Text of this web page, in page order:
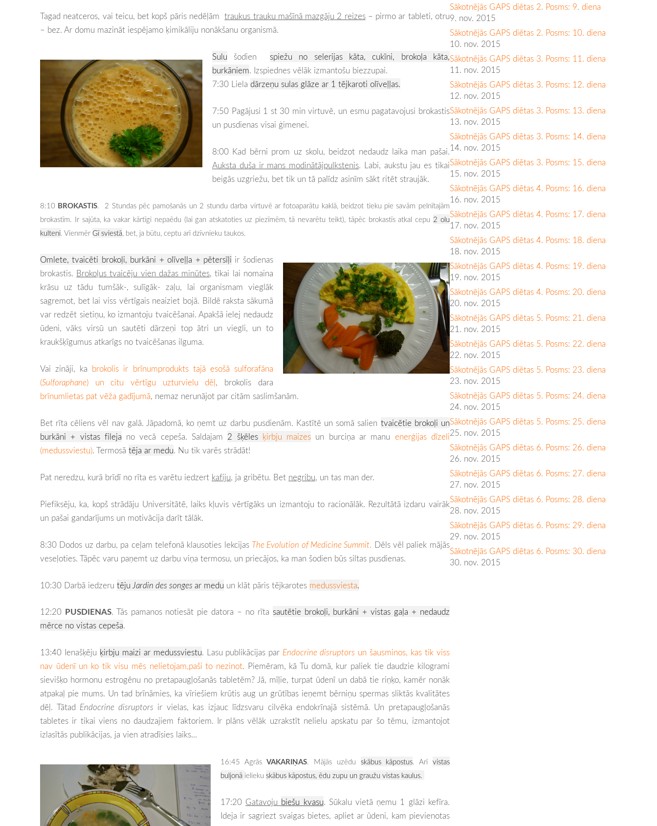
Sākotnējās GAPS diētas 2. Posms: 9. diena
9. nov. 2015
Sākotnējās GAPS diētas 2. Posms: 10. diena
10. nov. 2015
Sākotnējās GAPS diētas 3. Posms: 11. diena
11. nov. 2015
Sākotnējās GAPS diētas 3. Posms: 12. diena
12. nov. 2015
Sākotnējās GAPS diētas 3. Posms: 13. diena
13. nov. 2015
Sākotnējās GAPS diētas 3. Posms: 14. diena
14. nov. 2015
Sākotnējās GAPS diētas 3. Posms: 15. diena
15. nov. 2015
Sākotnējās GAPS diētas 4. Posms: 16. diena
16. nov. 2015
Sākotnējās GAPS diētas 4. Posms: 17. diena
17. nov. 2015
Sākotnējās GAPS diētas 4. Posms: 18. diena
18. nov. 2015
Sākotnējās GAPS diētas 4. Posms: 19. diena
19. nov. 2015
Sākotnējās GAPS diētas 4. Posms: 20. diena
20. nov. 2015
Sākotnējās GAPS diētas 5. Posms: 21. diena
21. nov. 2015
Sākotnējās GAPS diētas 5. Posms: 22. diena
22. nov. 2015
Sākotnējās GAPS diētas 5. Posms: 23. diena
23. nov. 2015
Sākotnējās GAPS diētas 5. Posms: 24. diena
24. nov. 2015
Sākotnējās GAPS diētas 5. Posms: 25. diena
25. nov. 2015
Sākotnējās GAPS diētas 6. Posms: 26. diena
26. nov. 2015
Sākotnējās GAPS diētas 6. Posms: 27. diena
27. nov. 2015
Sākotnējās GAPS diētas 6. Posms: 28. diena
28. nov. 2015
Sākotnējās GAPS diētas 6. Posms: 29. diena
29. nov. 2015
Sākotnējās GAPS diētas 6. Posms: 30. diena
30. nov. 2015
Tagad neatceros, vai teicu, bet kopš pāris nedēļāmtraukus trauku mašīnā mazgāju 2 reizes– pirmo ar tableti, otru
– bez. Ar domu mazināt iespējamo ķimikāliju nonākšanu organismā.
Sulu šodien spiežu no selerijas kāta, cukīni, brokoļa kāta,
burkāniem. Izspiednes vēlāk izmantošu biezzupai.
7:30 Liela dārzeņu sulas glāze ar 1 tējkaroti olīveļļas.
7:50 Pagājusi 1 st 30 min virtuvē, un esmu pagatavojusi brokastis
un pusdienas visai ģimenei.
8:00 Kad bērni prom uz skolu, beidzot nedaudz laika man pašai.
Auksta duša ir mans modinātājpulkstenis. Labi, aukstu jau es tikai
beigās uzgriežu, bet tik un tā palīdz asinīm sākt ritēt straujāk.
8:10 BROKASTIS.
2 Stundas pēc pamošanās un 2 stundu darba virtuvē ar fotoaparātu kaklā, beidzot tieku pie savām pelnītajām
brokastīm. Ir sajūta, ka vakar kārtīgi nepaēdu (lai gan atskatoties uz piezīmēm, tā nevarētu teikt), tāpēc brokastīs atkal cepu 2 olu
kulteni. Vienmēr Gī sviestā, bet, ja būtu, ceptu arī dzīvnieku taukos.
Omlete, tvaicēti brokoļi, burkāni + olīveļļa + pētersīļi ir šodienas
brokastis. Brokoļus tvaicēju vien dažas minūtes, tikai lai nomaina
krāsu uz tādu tumšāk-, sulīgāk- zaļu, lai organismam vieglāk
sagremot, bet lai viss vērtīgais neaiziet bojā. Bildē raksta sākumā
var redzēt sietiņu, ko izmantoju tvaicēšanai. Apakšā ielej nedaudz
ūdeni, vāks virsū un sautēti dārzeņi top ātri un viegli, un to
kraukšķīgumus atkarīgs no tvaicēšanas ilguma.
Vai zināji, ka brokolis ir brīnumprodukts tajā esošā sulforafāna
(Sulforaphane) un citu vērtīgu uzturvielu dēļ, brokolis dara
brīnumlietas pat vēža gadījumā, nemaz nerunājot par citām saslimšanām.
Bet rīta cēliens vēl nav galā. Jāpadomā, ko ņemt uz darbu pusdienām. Kastītē un somā salien tvaicētie brokoļi un
burkāni + vistas fileja no vecā cepeša. Saldajam 2 šķēles ķirbju maizes un burciņa ar manu enerģijas dīzeli
(medussviestu). Termosā tēja ar medu. Nu tik varēs strādāt!
Pat neredzu, kurā brīdī no rīta es varētu iedzert kafiju, ja gribētu. Bet negribu, un tas man der.
Piefiksēju, ka, kopš strādāju Universitātē, laiks kļuvis vērtīgāks un izmantoju to racionālāk. Rezultātā izdaru vairāk
un pašai gandarījums un motivācija darīt tālāk.
8:30 Dodos uz darbu, pa ceļam telefonā klausoties lekcijas The Evolution of Medicine Summit. Dēls vēl paliek mājās
veseļoties. Tāpēc varu paņemt uz darbu viņa termosu, un priecājos, ka man šodien būs siltas pusdienas.
10:30 Darbā iedzeru tēju Jardin des songes ar medu un klāt pāris tējkarotes medussviesta.
12:20 PUSDIENAS. Tās pamanos notiesāt pie datora – no rīta sautētie brokoļi, burkāni + vistas gaļa + nedaudz
mērce no vistas cepeša.
13:40 Ienašķēju ķirbju maizi ar medussviestu. Lasu publikācijas par Endocrine disruptors un šausminos, kas tik viss
nav ūdenī un ko tik visu mēs nelietojam,paši to nezinot. Piemēram, kā Tu domā, kur paliek tie daudzie kilogrami
sievišķo hormonu estrogēnu no pretapaugļošanās tabletēm? Jā, mīļie, turpat ūdenī un dabā tie riņķo, kamēr nonāk
atpakaļ pie mums. Un tad brīnāmies, ka vīriešiem krūtis aug un grūtības ieņemt bērniņu spermas sliktās kvalitātes
dēļ. Tātad Endocrine disruptors ir vielas, kas izjauc līdzsvaru cilvēka endokrīnajā sistēmā. Un pretapaugļošanās
tabletes ir tikai viens no daudzajiem faktoriem. Ir plāns vēlāk uzrakstīt nelielu apskatu par šo tēmu, izmantojot
izlasītās publikācijas, ja vien atradīsies laiks...
16:45 Agrās VAKARIŅAS. Mājās uzēdu skābus kāpostus. Arī vistas
buljonā ielieku skābus kāpostus, ēdu zupu un graužu vistas kaulus.
17:20 Gatavoju biešu kvasu. Sūkalu vietā ņemu 1 glāzi kefīra.
Ideja ir sagriezt svaigas bietes, apliet ar ūdeni, kam pievienotas